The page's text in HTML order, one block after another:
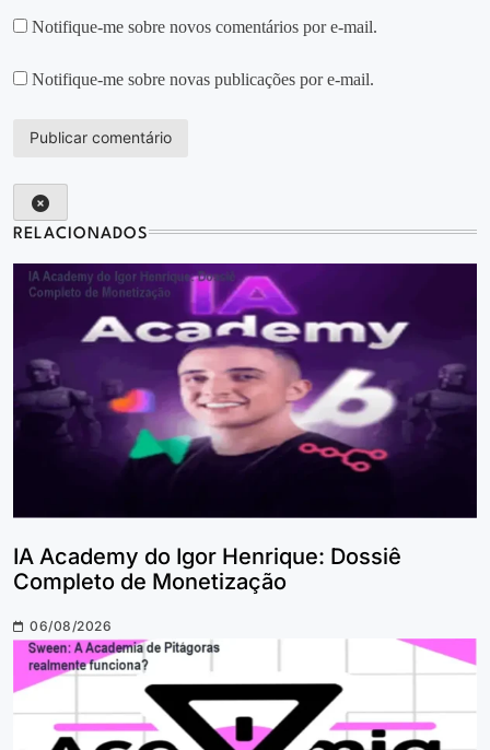
Notifique-me sobre novos comentários por e-mail.
Notifique-me sobre novas publicações por e-mail.
RELACIONADOS
IA Academy do Igor Henrique: Dossiê
Completo de Monetização
06/08/2026